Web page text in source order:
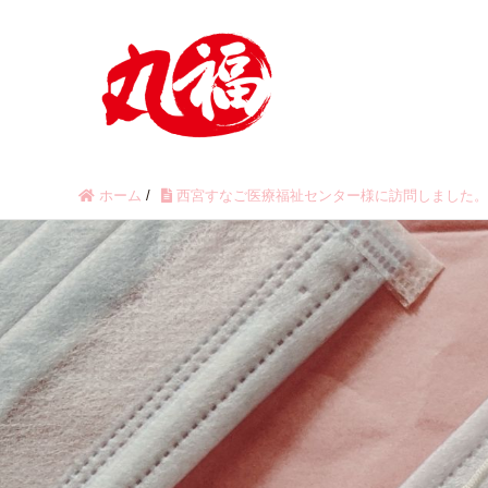
ホーム / 西宮すなご医療福祉センター様に訪問しました。